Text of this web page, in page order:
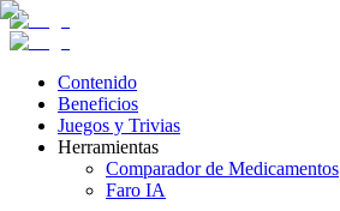
Contenido
Beneficios
Juegos y Trivias
Herramientas
Comparador de Medicamentos
Faro IA